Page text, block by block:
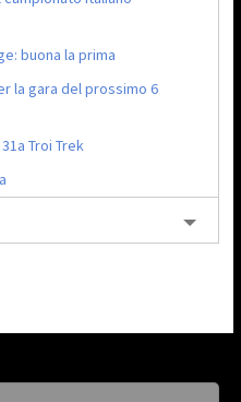
buona la prima
la gara del prossimo 6
Troi Trek